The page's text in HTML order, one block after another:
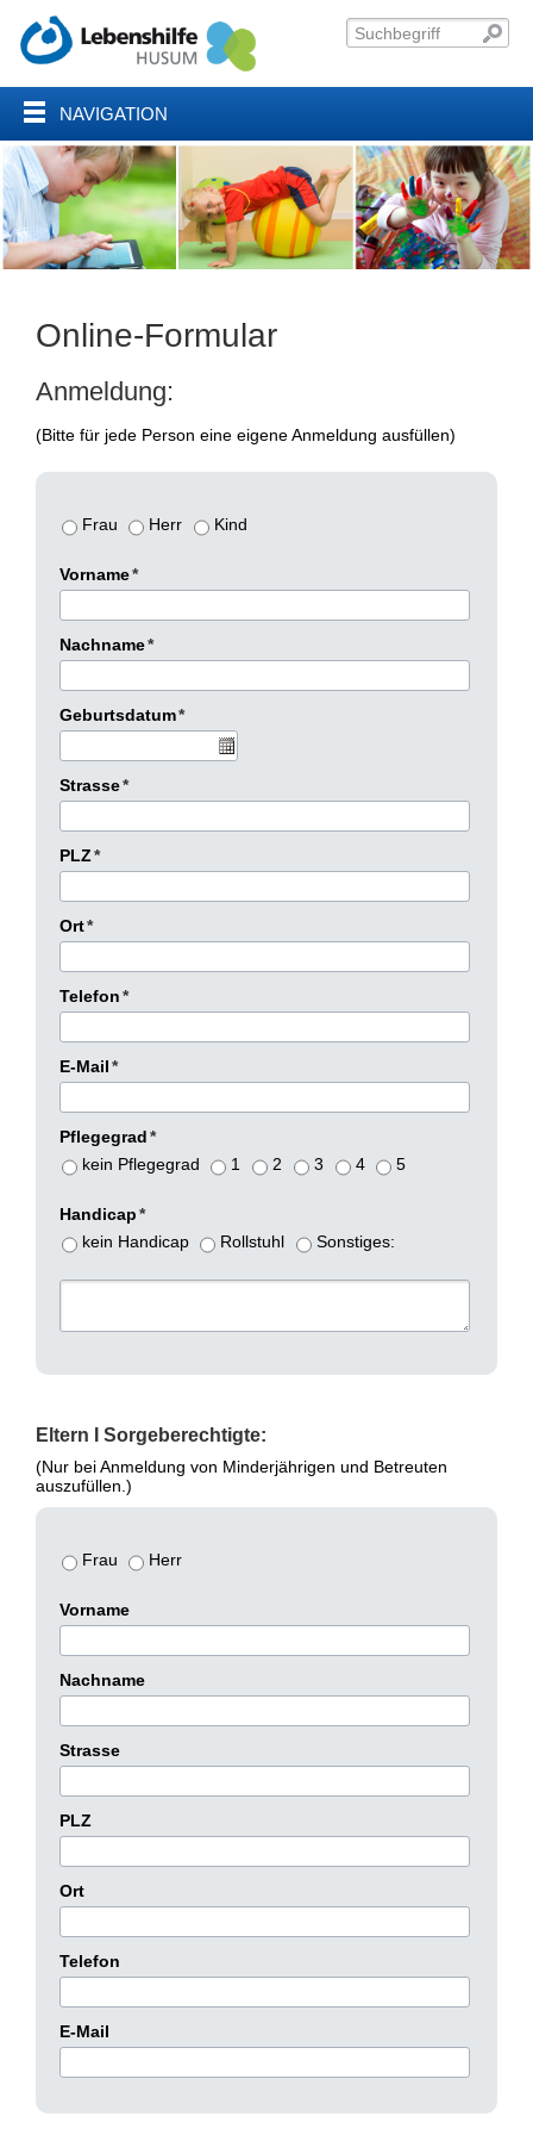
NAVIGATION
Online-Formular
Anmeldung:
(Bitte für jede Person eine eigene Anmeldung ausfüllen)
Frau Herr Kind
Vorname*
Nachname*
Geburtsdatum*
Strasse*
PLZ*
Ort*
Telefon*
E-Mail*
Pflegegrad*
kein Pflegegrad
1 2 3 4 5
Handicap*
kein Handicap
Rollstuhl Sonstiges:
Eltern Sorgeberechtigte:
(Nur bei Anmeldung von Minderjährigen und Betreuten
auszufüllen.)
Frau Herr
Vorname
Nachname
Strasse
PLZ
Ort
Telefon
E-Mail